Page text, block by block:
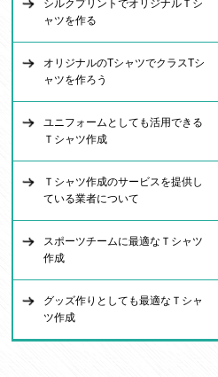
シルクプリントでオリジナルＴシ
ャツを作る
オリジナルのTシャツでクラスTシ
ャツを作ろう
ユニフォームとしても活用できる
Ｔシャツ作成
Ｔシャツ作成のサービスを提供し
ている業者について
スポーツチームに最適なＴシャツ
作成
グッズ作りとしても最適なＴシャ
ツ作成